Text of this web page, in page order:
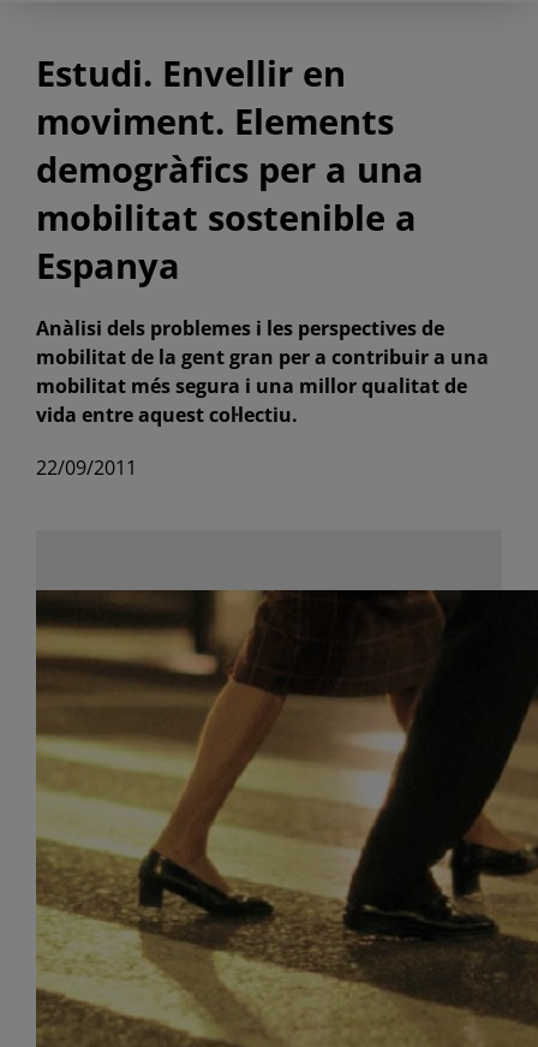
Estudi. Envellir en
moviment. Elements
demogràfics per a una
mobilitat sostenible a
Espanya
Anàlisi dels problemes i les perspectives de
mobilitat de la gent gran per a contribuir a una
mobilitat més segura i una millor qualitat de
vida entre aquest col·lectiu.
22/09/2011